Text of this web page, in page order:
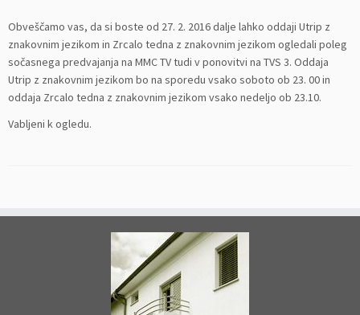
Obveščamo vas, da si boste od 27. 2. 2016 dalje lahko oddaji Utrip z
znakovnim jezikom in Zrcalo tedna z znakovnim jezikom ogledali poleg
sočasnega predvajanja na MMC TV tudi v ponovitvi na TVS 3. Oddaja
Utrip z znakovnim jezikom bo na sporedu vsako soboto ob 23. 00 in
oddaja Zrcalo tedna z znakovnim jezikom vsako nedeljo ob 23.10.
Vabljeni k ogledu.